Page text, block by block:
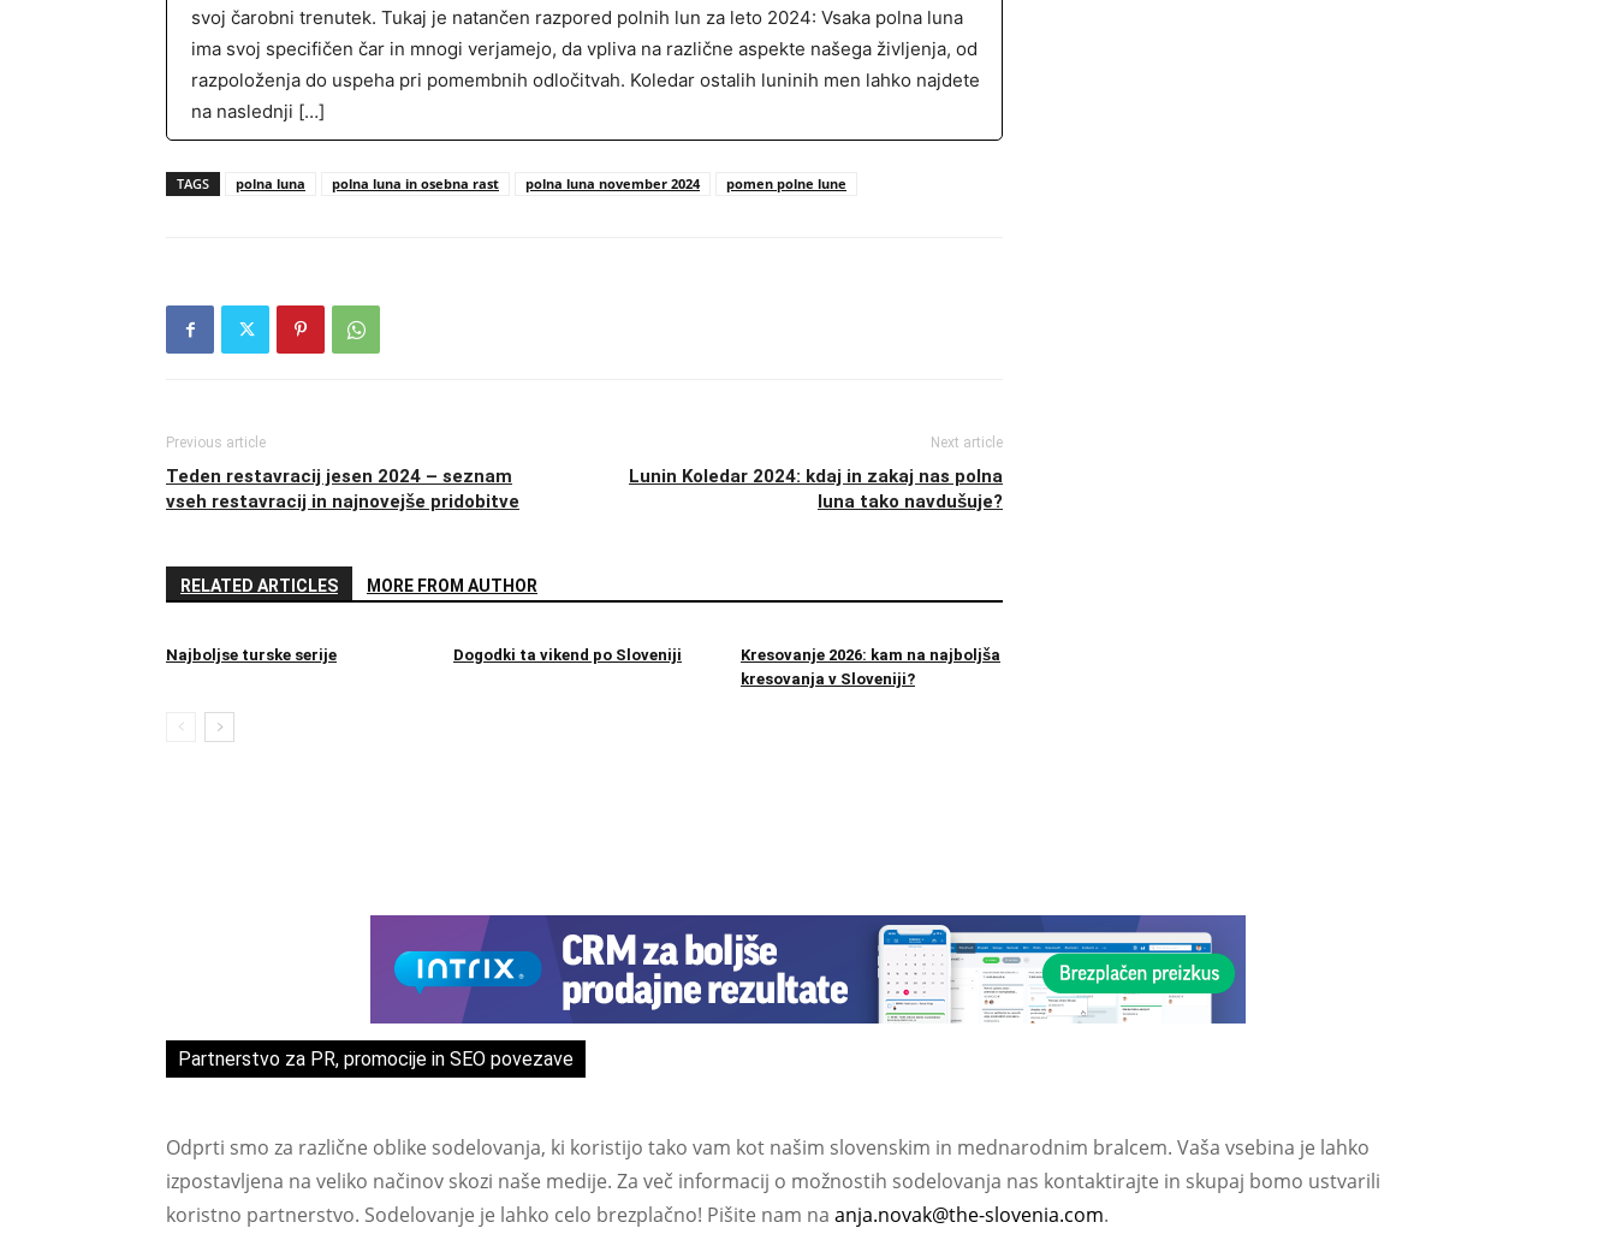
svoj čarobni trenutek. Tukaj je natančen razpored polnih lun za leto 2024: Vsaka polna luna
ima svoj specifičen čar in mnogi verjamejo, da vpliva na različne aspekte našega življenja, od
razpoloženja do uspeha pri pomembnih odločitvah. Koledar ostalih luninih men lahko najdete
na naslednji […]
TAGS polna luna polna luna in osebna rast polna luna november 2024 pomen polne lune
Previous article
Teden restavracij jesen 2024 – seznam
vseh restavracij in najnovejše pridobitve
Next article
Lunin Koledar 2024: kdaj in zakaj nas polna
luna tako navdušuje?
RELATED ARTICLES MORE FROM AUTHOR
Najboljse turske serije Dogodki ta vikend po Sloveniji
Kresovanje 2026: kam na najboljša
kresovanja v Sloveniji?
Partnerstvo za PR, promocije in SEO povezave
Odprti smo za različne oblike sodelovanja, ki koristijo tako vam kot našim slovenskim in mednarodnim bralcem. Vaša vsebina je lahko
izpostavljena na veliko načinov skozi naše medije. Za več informacij o možnostih sodelovanja nas kontaktirajte in skupaj bomo ustvarili
koristno partnerstvo. Sodelovanje je lahko celo brezplačno! Pišite nam na anja.novak@the-slovenia.com.